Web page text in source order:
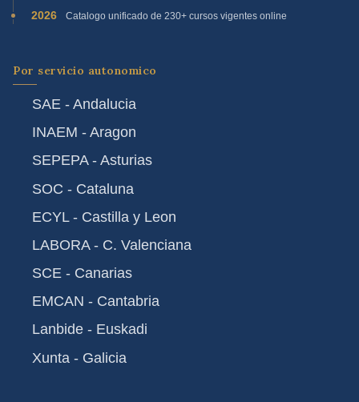
2026 Catalogo unificado de 230+ cursos vigentes online
Por servicio autonomico
SAE - Andalucia
INAEM - Aragon
SEPEPA - Asturias
SOC - Cataluna
ECYL - Castilla y Leon
LABORA - C. Valenciana
SCE - Canarias
EMCAN - Cantabria
Lanbide - Euskadi
Xunta - Galicia